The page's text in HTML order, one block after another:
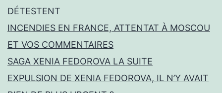
DÉTESTENT
INCENDIES EN FRANCE, ATTENTAT À MOSCOU
ET VOS COMMENTAIRES
SAGA XENIA FEDOROVA LA SUITE
EXPULSION DE XENIA FEDOROVA, IL N’Y AVAIT